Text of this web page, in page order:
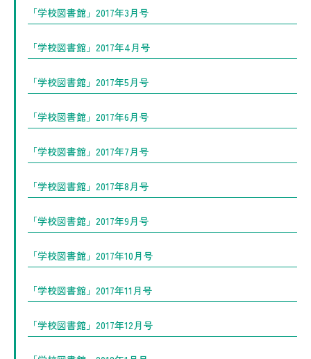
「学校図書館」2017年3月号
「学校図書館」2017年4月号
「学校図書館」2017年5月号
「学校図書館」2017年6月号
「学校図書館」2017年7月号
「学校図書館」2017年8月号
「学校図書館」2017年9月号
「学校図書館」2017年10月号
「学校図書館」2017年11月号
「学校図書館」2017年12月号